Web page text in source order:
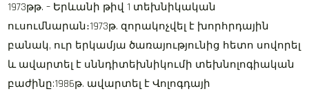
1973թթ. – Երևանի թիվ 1 տեխնիկական
ուսումնարան։1973թ. զորակոչվել է խորհրդային
բանակ, ուր երկամյա ծառայությունից հետո սովորել
և ավարտել է սննդիտեխնիկումի տեխնոլոգիական
բաժինը:1986թ. ավարտել է Վոլոգդայի